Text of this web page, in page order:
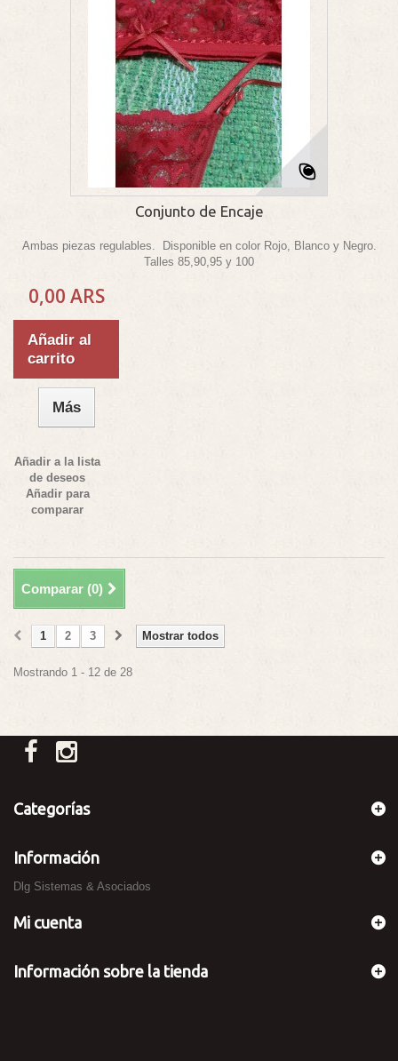
Conjunto de Encaje
Ambas piezas regulables. Disponible en color Rojo, Blanco y Negro.
Talles 85,90,95 y 100
0,00 ARS
Añadir al
carrito
Más
Añadir a la lista
de deseos
Añadir para
comparar
Comparar (0)
Mostrar todos
1 2 3
Mostrando 1 - 12 de 28
Categorías
Información
Dlg Sistemas & Asociados
Mi cuenta
Información sobre la tienda